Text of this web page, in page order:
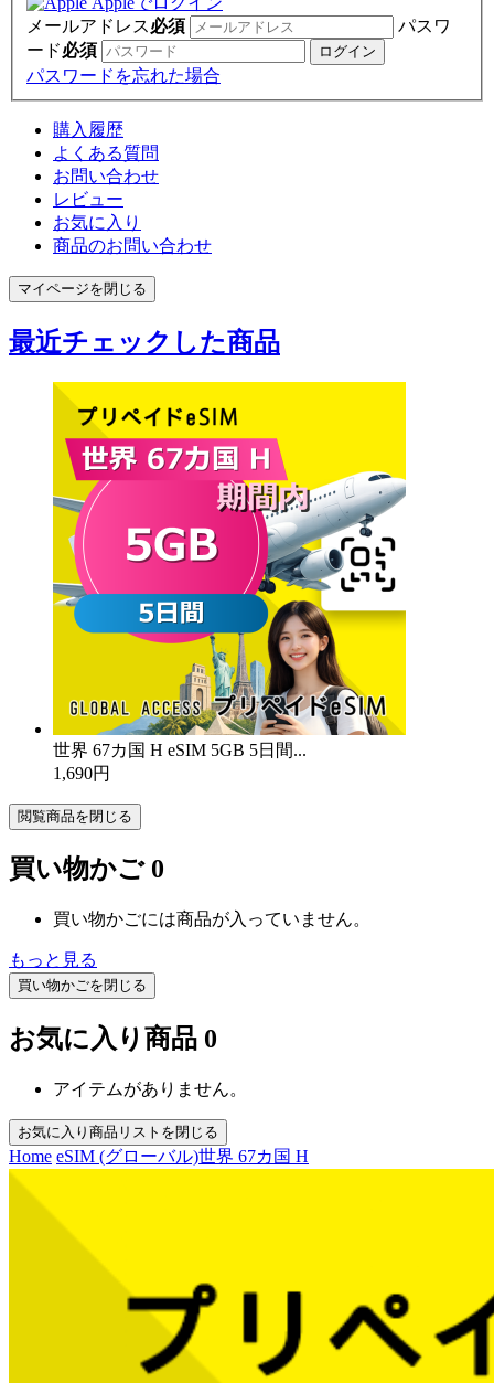
メールアドレス必須
パスワ
ード必須
パスワードを忘れた場合
購入履歴
よくある質問
お問い合わせ
レビュー
お気に入り
商品のお問い合わせ
マイページを閉じる
最近チェックした商品
世界 67カ国 H eSIM 5GB 5日間...
1,690円
閲覧商品を閉じる
買い物かご 0
買い物かごには商品が入っていません。
もっと見る
買い物かごを閉じる
お気に入り商品 0
アイテムがありません。
お気に入り商品リストを閉じる
Home eSIM (グローバル)世界 67カ国 H